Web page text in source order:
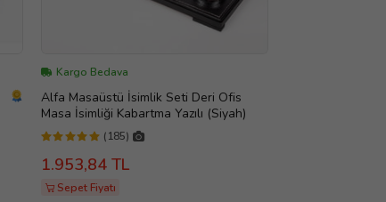
Kargo Bedava
Alfa Masaüstü İsimlik Seti Deri Ofis
Masa İsimliği Kabartma Yazılı (Siyah)
(185)
1.953,84 TL
Sepet Fiyatı